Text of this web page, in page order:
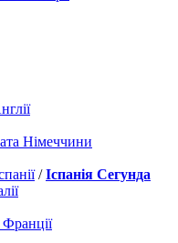
Німеччини
/Іспанія Сегунда